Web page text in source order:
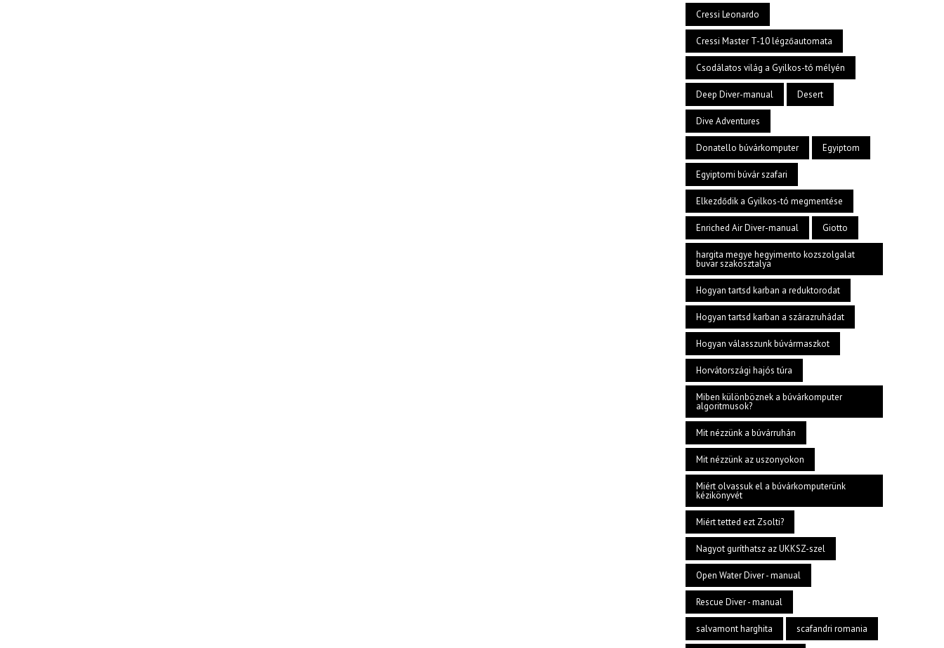
Cressi Leonardo
Cressi Master T-10 légzőautomata
Csodálatos világ a Gyilkos-tó mélyén
Deep Diver-manual Desert
Dive Adventures
Donatello búvárkomputer Egyiptom
Egyiptomi búvár szafari
Elkezdődik a Gyilkos-tó megmentése
Enriched Air Diver-manual Giotto
hargita megye hegyimento kozszolgalat
buvar szakosztalya
Hogyan tartsd karban a reduktorodat
Hogyan tartsd karban a szárazruhádat
Hogyan válasszunk búvármaszkot
Horvátországi hajós túra
Miben különböznek a búvárkomputer
algoritmusok?
Mit nézzünk a búvárruhán
Mit nézzünk az uszonyokon
Miért olvassuk el a búvárkomputerünk
kézikönyvét
Miért tetted ezt Zsolti?
Nagyot guríthatsz az UKKSZ-szel
Open Water Diver - manual
Rescue Diver - manual
salvamont harghita scafandri romania